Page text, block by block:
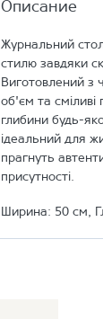
Описание
Журнальний
стилю завдяки
Виготовлений з
об'єм та сміливі
глибини будь-
ідеальний для
прагнуть
присутності.
Ширина: 50 см,